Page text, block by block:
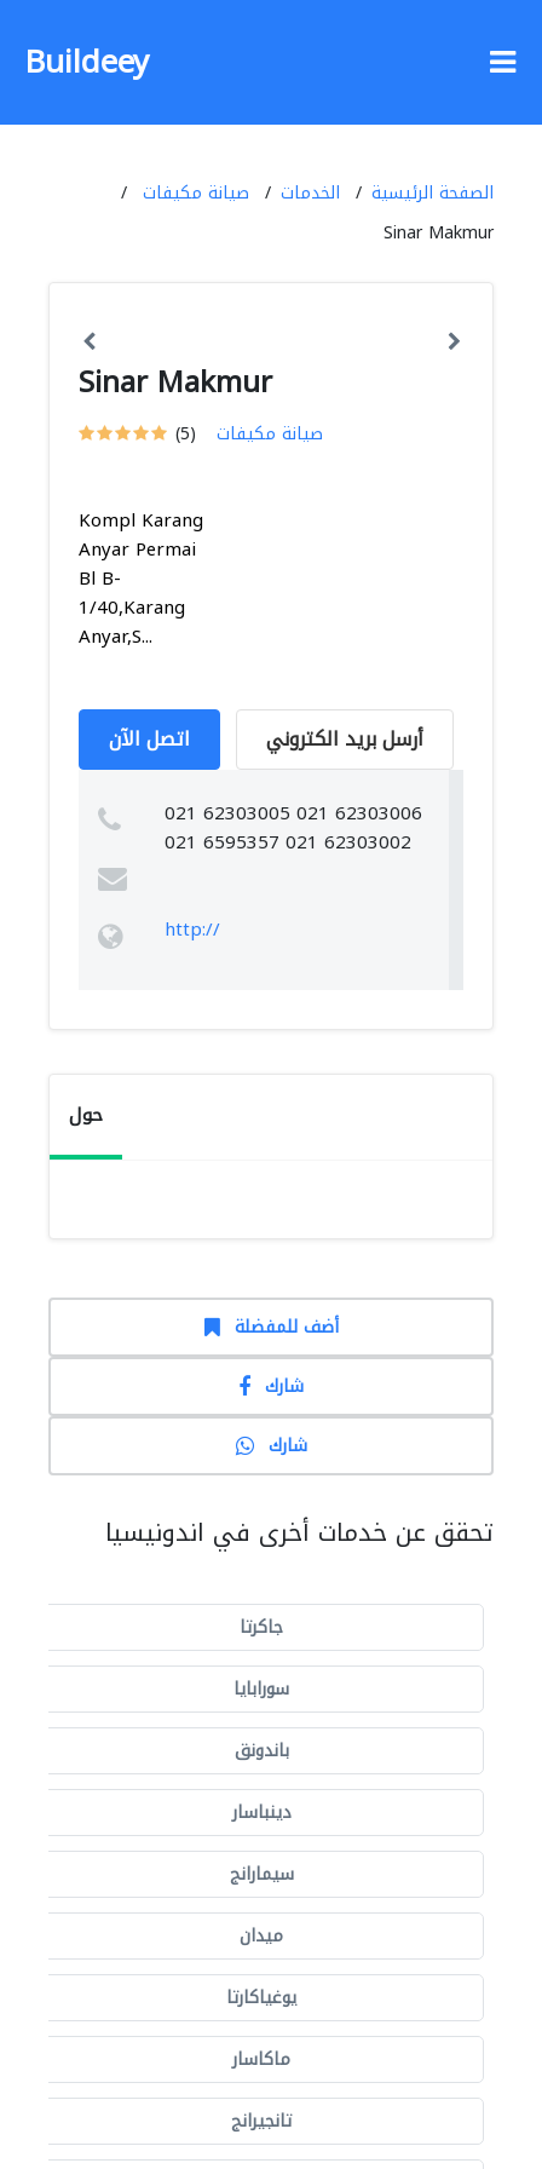
Buildeey
الصفحة الرئيسية الخدمات
صيانة مكيفات
Sinar Makmur
Sinar Makmur
(5) صيانة مكيفات
Kompl Karang
Anyar Permai
Bl B-
1/40,Karang
Anyar,S...
اتصل الآن أرسل بريد الكتروني
021 62303005 021 62303006
021 6595357 021 62303002
http://
حول
أضف للمفضلة
شارك
شارك
تحقق عن خدمات أخرى في اندونيسيا
جاكرتا
سورابايا
باندونق
دينباسار
سيمارانج
ميدان
يوغياكارتا
ماكاسار
تانجيرانج